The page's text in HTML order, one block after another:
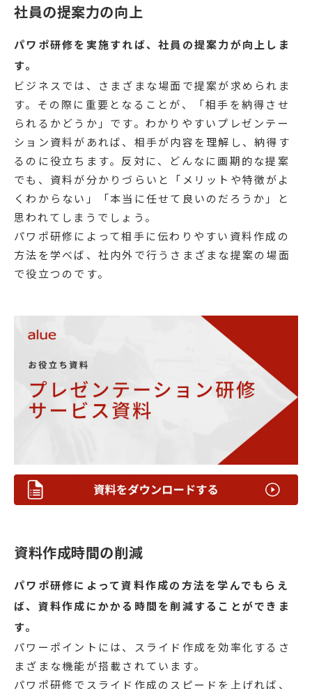
社員の提案力の向上
パワポ研修を実施すれば、社員の提案力が向上しま
す。
ビジネスでは、さまざまな場面で提案が求められま
す。その際に重要となることが、「相手を納得させ
られるかどうか」です。わかりやすいプレゼンテー
ション資料があれば、相手が内容を理解し、納得す
るのに役立ちます。反対に、どんなに画期的な提案
でも、資料が分かりづらいと「メリットや特徴がよ
くわからない」「本当に任せて良いのだろうか」と
思われてしまうでしょう。
パワポ研修によって相手に伝わりやすい資料作成の
方法を学べば、社内外で行うさまざまな提案の場面
で役立つのです。
資料作成時間の削減
パワポ研修によって資料作成の方法を学んでもらえ
ば、資料作成にかかる時間を削減することができま
す。
パワーポイントには、スライド作成を効率化するさ
まざまな機能が搭載されています。
パワポ研修でスライド作成のスピードを上げれば、